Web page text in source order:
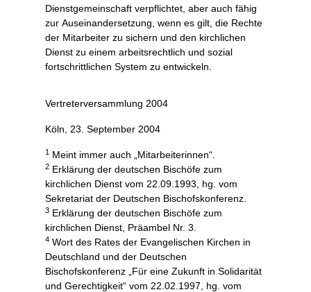
Dienstgemeinschaft verpflichtet, aber auch fähig
zur Auseinandersetzung, wenn es gilt, die Rechte
der Mitarbeiter zu sichern und den kirchlichen
Dienst zu einem arbeitsrechtlich und sozial
fortschrittlichen System zu entwickeln.
Vertreterversammlung 2004
Köln, 23. September 2004
1 Meint immer auch „Mitarbeiterinnen“.
2 Erklärung der deutschen Bischöfe zum
kirchlichen Dienst vom 22.09.1993, hg. vom
Sekretariat der Deutschen Bischofskonferenz.
3 Erklärung der deutschen Bischöfe zum
kirchlichen Dienst, Präambel Nr. 3.
4 Wort des Rates der Evangelischen Kirchen in
Deutschland und der Deutschen
Bischofskonferenz „Für eine Zukunft in Solidarität
und Gerechtigkeit“ vom 22.02.1997, hg. vom